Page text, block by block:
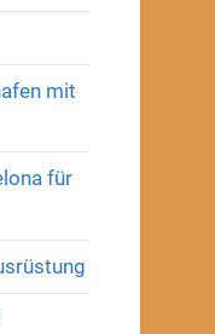
mit
für